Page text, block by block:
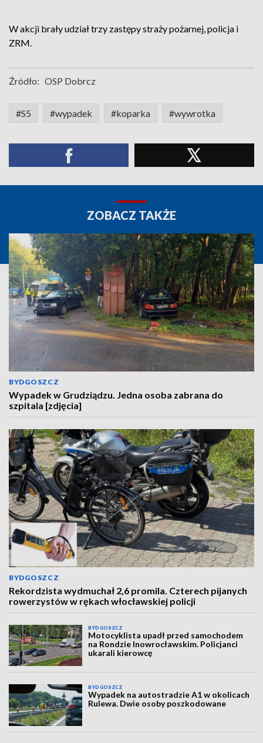
W akcji brały udział trzy zastępy straży pożarnej, policja i
ZRM.
Źródło: OSP Dobrcz
#S5 #wypadek #koparka #wywrotka
ZOBACZ TAKŻE
BYDGOSZCZ
Wypadek w Grudziądzu. Jedna osoba zabrana do
szpitala [zdjęcia]
BYDGOSZCZ
Rekordzista wydmuchał 2,6 promila. Czterech pijanych
rowerzystów w rękach włocławskiej policji
BYDGOSZCZ
Motocyklista upadł przed samochodem
na Rondzie Inowrocławskim. Policjanci
ukarali kierowcę
BYDGOSZCZ
Wypadek na autostradzie A1 w okolicach
Rulewa. Dwie osoby poszkodowane